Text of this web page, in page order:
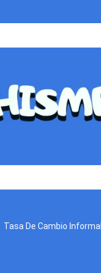
Tasa De Cambio Informal